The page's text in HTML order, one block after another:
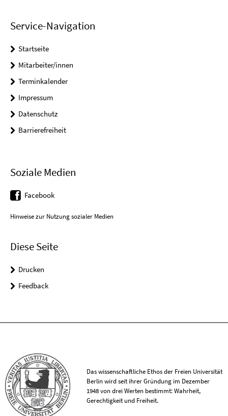
Service-Navigation
Startseite
Mitarbeiter/innen
Terminkalender
Impressum
Datenschutz
Barrierefreiheit
Soziale Medien
Facebook
Hinweise zur Nutzung sozialer Medien
Diese Seite
Drucken
Feedback
Das wissenschaftliche Ethos der Freien Universität
Berlin wird seit ihrer Gründung im Dezember
1948 von drei Werten bestimmt: Wahrheit,
Gerechtigkeit und Freiheit.